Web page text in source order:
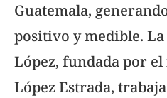
Guatemala,
positivo y medible.
López, fundada por
López Estrada,